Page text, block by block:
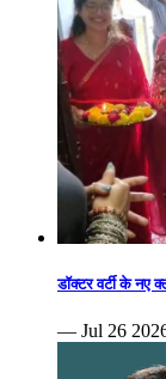
डॉक्टर वर्टी के नए
— Jul 26